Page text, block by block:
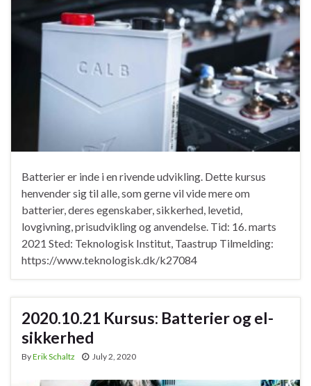
Batterier er inde i en rivende udvikling. Dette kursus
henvender sig til alle, som gerne vil vide mere om
batterier, deres egenskaber, sikkerhed, levetid,
lovgivning, prisudvikling og anvendelse. Tid: 16. marts
2021 Sted: Teknologisk Institut, Taastrup Tilmelding:
https://www.teknologisk.dk/k27084
2020.10.21 Kursus: Batterier og el-
sikkerhed
ByErik Schaltz July 2, 2020